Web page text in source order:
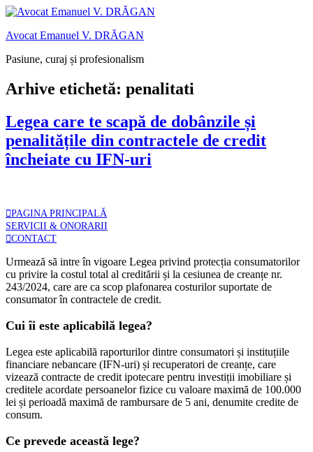
Sari
conținut
Avocat Emanuel V. DRĂGAN
Pasiune, curaj și profesionalism
Arhive etichetă: penalitati
Legea care te scapă de dobânzile și
penalitățile din contractele de credit
încheiate cu IFN-uri
PAGINA PRINCIPALĂ
SERVICII & ONORARII
CONTACT
Urmează să intre în vigoare Legea privind protecția consumatorilor
cu privire la costul total al creditării și la cesiunea de creanțe nr.
243/2024, care are ca scop plafonarea costurilor suportate de
consumator în contractele de credit.
Cui îi este aplicabilă legea?
Legea este aplicabilă raporturilor dintre consumatori și instituțiile
financiare nebancare (IFN-uri) și recuperatori de creanțe, care
vizează contracte de credit ipotecare pentru investiții imobiliare și
creditele acordate persoanelor fizice cu valoare maximă de 100.000
lei și perioadă maximă de rambursare de 5 ani, denumite credite de
consum.
Ce prevede această lege?
Oferim consultanță juridică online în
limba română și în limba engleză